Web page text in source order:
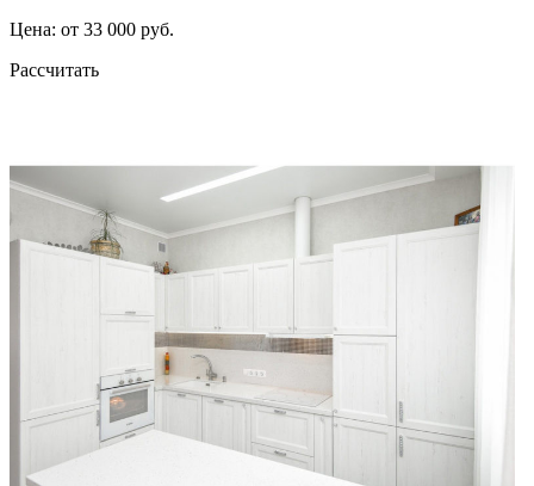
Цена: от 33 000 руб.
Рассчитать